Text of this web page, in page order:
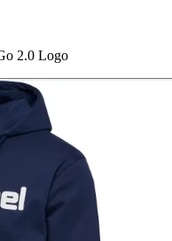
2.0 Logo